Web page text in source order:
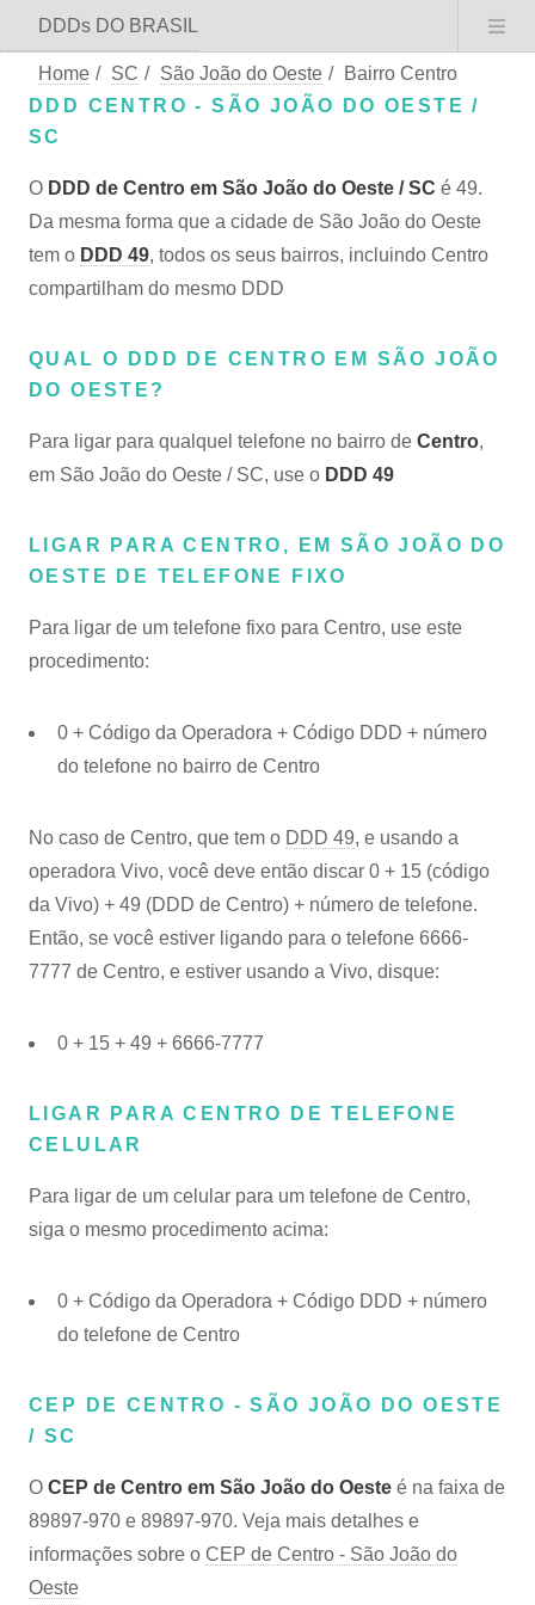
DDDs DO BRASIL
Home / SC / São João do Oeste /
Bairro Centro
DDD CENTRO - SÃO JOÃO DO OESTE /
SC
O DDD de Centro em São João do Oeste / SC é 49.
Da mesma forma que a cidade de São João do Oeste
tem o DDD 49, todos os seus bairros, incluindo Centro
compartilham do mesmo DDD
QUAL O DDD DE CENTRO EM SÃO JOÃO
DO OESTE?
Para ligar para qualquel telefone no bairro de Centro,
em São João do Oeste / SC, use o DDD 49
LIGAR PARA CENTRO, EM SÃO JOÃO DO
OESTE DE TELEFONE FIXO
Para ligar de um telefone fixo para Centro, use este
procedimento:
0 + Código da Operadora + Código DDD + número
do telefone no bairro de Centro
No caso de Centro, que tem o DDD 49, e usando a
operadora Vivo, você deve então discar 0 + 15 (código
da Vivo) + 49 (DDD de Centro) + número de telefone.
Então, se você estiver ligando para o telefone 6666-
7777 de Centro, e estiver usando a Vivo, disque:
0 + 15 + 49 + 6666-7777
LIGAR PARA CENTRO DE TELEFONE
CELULAR
Para ligar de um celular para um telefone de Centro,
siga o mesmo procedimento acima:
0 + Código da Operadora + Código DDD + número
do telefone de Centro
CEP DE CENTRO - SÃO JOÃO DO OESTE
/ SC
O CEP de Centro em São João do Oeste é na faixa de
89897-970 e 89897-970. Veja mais detalhes e
informações sobre o CEP de Centro - São João do
Oeste